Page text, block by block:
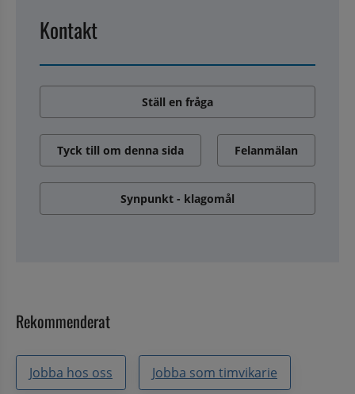
Kontakt
Ställ en fråga
Tyck till om denna sida Felanmälan
Synpunkt - klagomål
Rekommenderat
Jobba hos oss Jobba som timvikarie